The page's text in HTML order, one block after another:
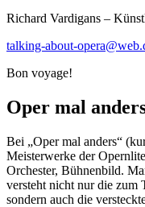
Richard Vardigans –
talking-about-
Bon voyage!
Oper mal
Bei „Oper mal anders“
Meisterwerke der
Orchester, Bühnenbild.
versteht nicht nur die zum
sondern auch die